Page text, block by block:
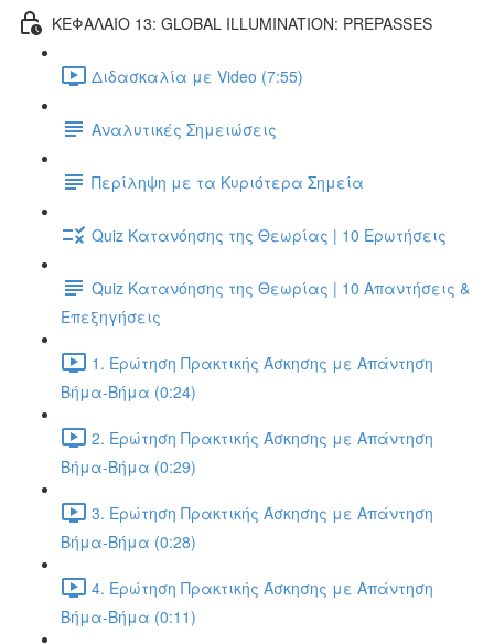
ΚΕΦΑΛΑΙΟ 13: GLOBAL ILLUMINATION: PREPASSES
Διδασκαλία με Video (7:55)
Αναλυτικές Σημειώσεις
Περίληψη με τα Κυριότερα Σημεία
Quiz Κατανόησης της Θεωρίας | 10 Ερωτήσεις
Quiz Κατανόησης της Θεωρίας | 10 Απαντήσεις &
Επεξηγήσεις
1. Ερώτηση Πρακτικής Άσκησης με Απάντηση
Βήμα-Βήμα (0:24)
2. Ερώτηση Πρακτικής Άσκησης με Απάντηση
Βήμα-Βήμα (0:29)
3. Ερώτηση Πρακτικής Άσκησης με Απάντηση
Βήμα-Βήμα (0:28)
4. Ερώτηση Πρακτικής Άσκησης με Απάντηση
Βήμα-Βήμα (0:11)